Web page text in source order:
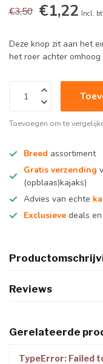
€3,50 €1,22 Incl.
Deze knop zit aan het
het roer achter
Toevoegen om te
Breed assortiment
Gratis verzending
(opblaas)kajaks)
Advies van echte
Exclusieve deals
Reviews
Gerelateerde
TypeError: Failed